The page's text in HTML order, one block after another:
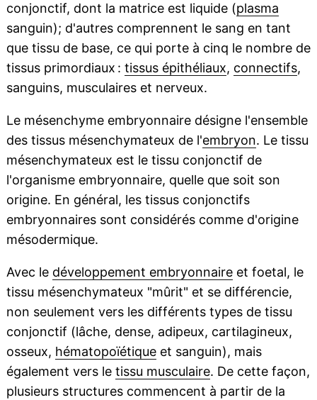
conjonctif, dont la matrice est liquide (plasma
sanguin); d'autres comprennent le sang en tant
que tissu de base, ce qui porte à cinq le nombre de
tissus primordiaux : tissus épithéliaux, connectifs,
sanguins, musculaires et nerveux.
Le mésenchyme embryonnaire désigne l'ensemble
des tissus mésenchymateux de l'embryon. Le tissu
mésenchymateux est le tissu conjonctif de
l'organisme embryonnaire, quelle que soit son
origine. En général, les tissus conjonctifs
embryonnaires sont considérés comme d'origine
mésodermique.
Avec le développement embryonnaireet foetal, le
tissu mésenchymateux "mûrit" et se différencie,
non seulement vers les différents types de tissu
conjonctif (lâche, dense, adipeux, cartilagineux,
osseux, hématopoïétiqueet sanguin), mais
également vers le tissu musculaire. De cette façon,
plusieurs structures commencent à partir de la